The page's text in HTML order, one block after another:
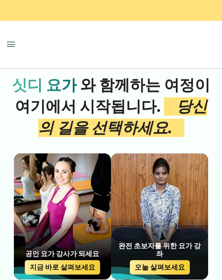
싯디 요가 와 함께하는 여정이
여기에서 시작됩니다.
당신
의 길을 선택하세요.
공인 요가 강사가 되세요
지금 바로 살펴보세요
완전 초보자를 위한 요가 강
좌
오늘 살펴보세요